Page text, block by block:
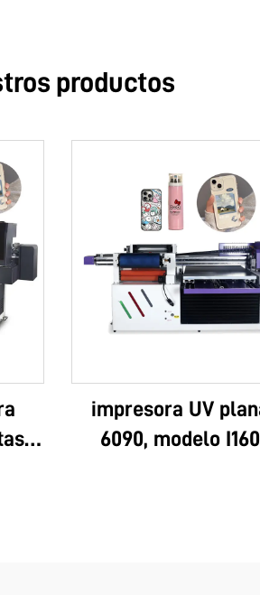
productos
impresora UV
6090, modelo